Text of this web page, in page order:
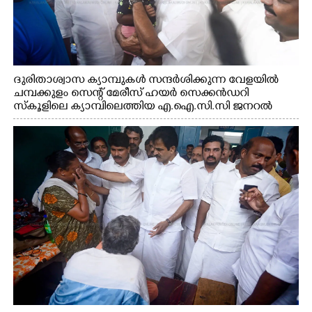
ദുരിതാശ്വാസ ക്യാമ്പുകൾ സന്ദർശിക്കുന്ന വേളയിൽ
ചമ്പക്കുളം സെന്റ് മേരീസ് ഹയർ സെക്കൻഡറി
സ്കൂളിലെ ക്യാമ്പിലെത്തിയ എ.ഐ.സി.സി ജനറൽ
സെക്രട്ടറി കെ.സി വേണുഗോപാൽ എം.പി കുരുന്നിനെ
എടുത്ത് ലാളിച്ചപ്പോൾ. സഹകരണ-എക്സൈസ്
വകുപ്പ് മന്ത്രി എം. ലിജു, കൃഷിവകുപ്പ് മന്ത്രി ടി. സിദ്ദിഖ്,
റെജി ചെറിയാൻ എം. എൽ. എ എന്നിവർ സമീപം